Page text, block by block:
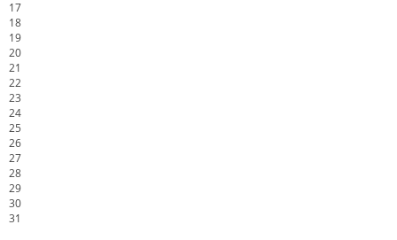
17
18
19
20
21
22
23
24
25
26
27
28
29
30
31